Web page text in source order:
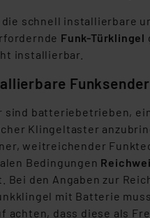
Risiken.“
Datenschutzerklärung
schnell installierbare
Funk-Türklingel
installierbar.
Funksender
sind batteriebetrieben,
Klingeltaster
weitreichender
Bedingungen
Bei den Angaben zur
mit Batterie
achten, dass diese als